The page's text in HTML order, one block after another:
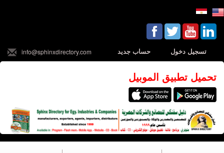
تسجيل دخول حساب جديد info@sphinxdirectory.com
تحميل تطبيق الموبيل